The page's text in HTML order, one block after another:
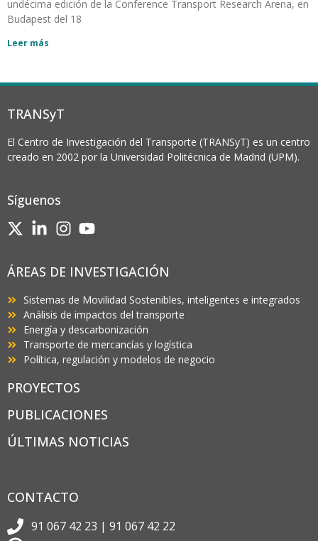
undécima edición de la Conference Transport Research Arena, en
Budapest del 18
Leer más
TRANSyT
El Centro de Investigación del Transporte (TRANSyT) es un centro
creado en 2002 por la Universidad Politécnica de Madrid (UPM).
Síguenos
ÁREAS DE INVESTIGACIÓN
Sistemas de Movilidad Sostenibles, inteligentes e integrados
Análisis de impactos del transporte
Energía y descarbonización
Transporte de mercancías y logística
Política, regulación y modelos de negocio
PROYECTOS
PUBLICACIONES
ÚLTIMAS NOTICIAS
CONTACTO
91 067 42 23 | 91 067 42 22